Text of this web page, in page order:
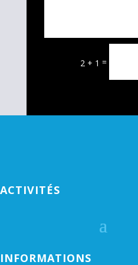
2 + 1 =
ACTIVITÉS
INFORMATIONS